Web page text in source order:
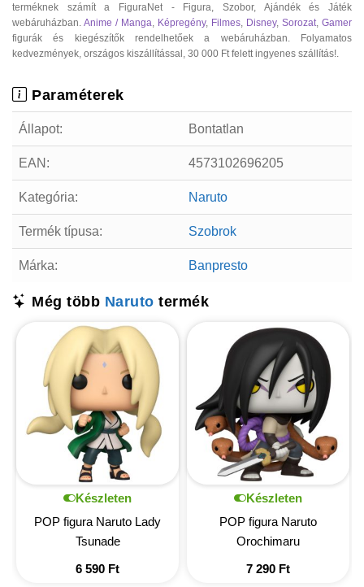
terméknek számít a FiguraNet - Figura, Szobor, Ajándék és Játék
webáruházban. Anime / Manga Képregény, Filmes Disney, Sorozat Gamer
figurák és kiegészítők rendelhetőek a webáruházban. Folyamatos
kedvezmények, országos kiszállítással, 30 000 Ft felett ingyenes szállítás!.
Paraméterek
Állapot: Bontatlan
EAN: 4573102696205
Kategória: Naruto
Termék típusa: Szobrok
Márka: Banpresto
Még több Naruto termék
Készleten
POP figura Naruto Lady
Tsunade
6 590 Ft
Készleten
POP figura Naruto
Orochimaru
7 290 Ft